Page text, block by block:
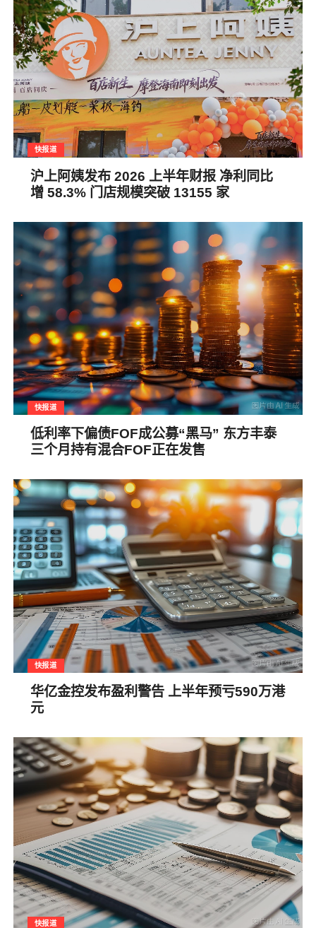
快报道
沪上阿姨发布 2026 上半年财报 净利同比
增 58.3% 门店规模突破 13155 家
快报道
低利率下偏债FOF成公募“黑马” 东方丰泰
三个月持有混合FOF正在发售
快报道
华亿金控发布盈利警告 上半年预亏590万港
元
快报道